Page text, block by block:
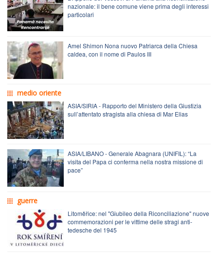
nazionale: il bene comune viene prima degli interessi
particolari
Amel Shimon Nona nuovo Patriarca della Chiesa
caldea, con il nome di Paulos III
medio oriente
ASIA/SIRIA - Rapporto del Ministero della Giustizia
sull’attentato stragista alla chiesa di Mar Elias
ASIA/LIBANO - Generale Abagnara (UNIFIL): “La
visita del Papa ci conferma nella nostra missione di
pace”
guerre
Litoměřice: nel "Giubileo della Riconciliazione" nuove
commemorazioni per le vittime delle stragi anti-
tedesche del 1945